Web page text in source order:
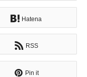
Hatena
RSS
Pin it